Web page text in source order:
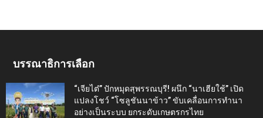
บรรณาธิการเลือก
“เจียไต๋” ปักหมุดสุพรรณบุรี! ผนึก “นาเฮียใช้” เปิด
แปลงโชว์ “โซลูชันนาข้าว” ขับเคลื่อนการทำนา
อย่างเป็นระบบ ยกระดับเกษตรกรไทย